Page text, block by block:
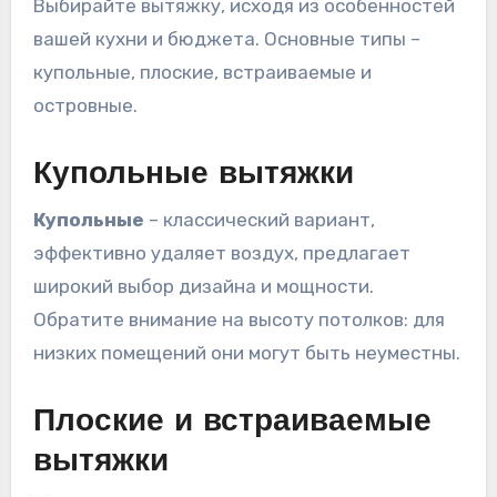
Выбирайте вытяжку, исходя из особенностей
вашей кухни и бюджета. Основные типы –
купольные, плоские, встраиваемые и
островные.
Купольные вытяжки
Купольные – классический вариант,
эффективно удаляет воздух, предлагает
широкий выбор дизайна и мощности.
Обратите внимание на высоту потолков: для
низких помещений они могут быть неуместны.
Плоские и встраиваемые
вытяжки